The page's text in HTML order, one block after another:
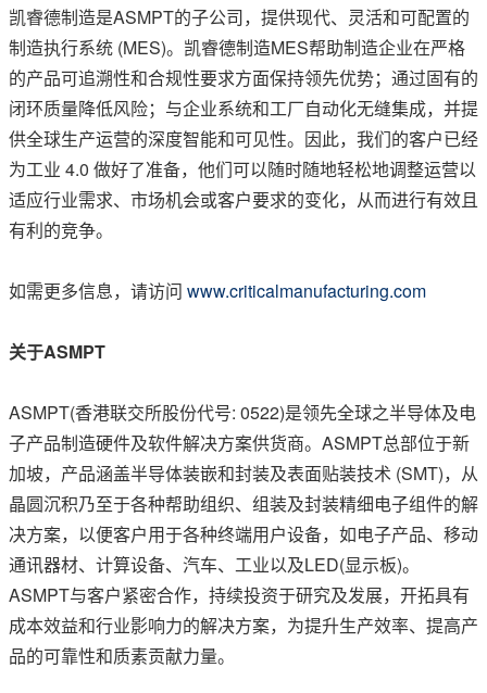
凯睿德制造是ASMPT的子公司，提供现代、灵活和可配置的
制造执行系统 (MES)。凯睿德制造MES帮助制造企业在严格
的产品可追溯性和合规性要求方面保持领先优势；通过固有的
闭环质量降低风险；与企业系统和工厂自动化无缝集成，并提
供全球生产运营的深度智能和可见性。因此，我们的客户已经
为工业 4.0 做好了准备，他们可以随时随地轻松地调整运营以
适应行业需求、市场机会或客户要求的变化，从而进行有效且
有利的竞争。
如需更多信息，请访问 www.criticalmanufacturing.com
关于ASMPT
ASMPT(香港联交所股份代号: 0522)是领先全球之半导体及电
子产品制造硬件及软件解决方案供货商。ASMPT总部位于新
加坡，产品涵盖半导体装嵌和封装及表面贴装技术 (SMT)，从
晶圆沉积乃至于各种帮助组织、组装及封装精细电子组件的解
决方案，以便客户用于各种终端用户设备，如电子产品、移动
通讯器材、计算设备、汽车、工业以及LED(显示板)。
ASMPT与客户紧密合作，持续投资于研究及发展，开拓具有
成本效益和行业影响力的解决方案，为提升生产效率、提高产
品的可靠性和质素贡献力量。